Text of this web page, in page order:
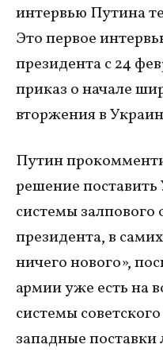
интервью Путина
Это первое
президента с 24
приказ о начале
вторжения в
Путин
решение
системы залпового
президента, в
ничего нового»,
армии уже есть на
системы
западные